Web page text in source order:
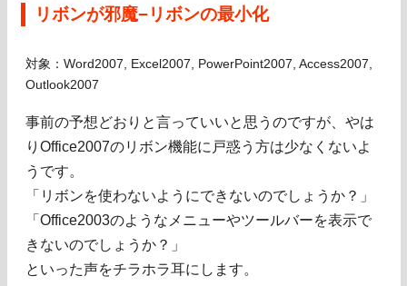
リボンが邪魔−リボンの最小化
対象：Word2007, Excel2007, PowerPoint2007, Access2007,
Outlook2007
事前の予想どおりと言っていいと思うのですが、やは
りOffice2007のリボン機能に戸惑う方は少なくないよ
うです。
「リボンを使わないようにできないのでしょうか？」
「Office2003のようなメニューやツールバーを表示で
きないのでしょうか？」
といった声をチラホラ耳にします。